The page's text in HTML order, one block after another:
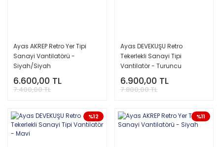
Ayas AKREP Retro Yer Tipi
Sanayi Vantilatörü -
Siyah/Siyah
6.600,00 TL
7.400,00 TL
Ayas DEVEKUŞU Retro
Tekerlekli Sanayi Tipi
Vantilatör - Turuncu
6.900,00 TL
7.800,00 TL
%12 %11